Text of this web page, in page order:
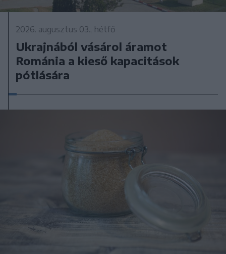
2026. augusztus 03., hétfő
Ukrajnából vásárol áramot
Románia a kieső kapacitások
pótlására